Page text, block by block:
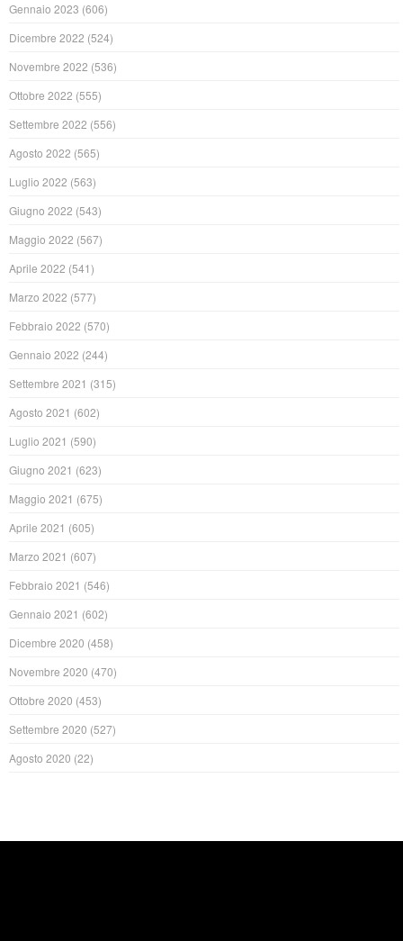
Gennaio 2023 (606)
Dicembre 2022 (524)
Novembre 2022 (536)
Ottobre 2022 (555)
Settembre 2022 (556)
Agosto 2022 (565)
Luglio 2022 (563)
Giugno 2022 (543)
Maggio 2022 (567)
Aprile 2022 (541)
Marzo 2022 (577)
Febbraio 2022 (570)
Gennaio 2022 (244)
Settembre 2021 (315)
Agosto 2021 (602)
Luglio 2021 (590)
Giugno 2021 (623)
Maggio 2021 (675)
Aprile 2021 (605)
Marzo 2021 (607)
Febbraio 2021 (546)
Gennaio 2021 (602)
Dicembre 2020 (458)
Novembre 2020 (470)
Ottobre 2020 (453)
Settembre 2020 (527)
Agosto 2020 (22)